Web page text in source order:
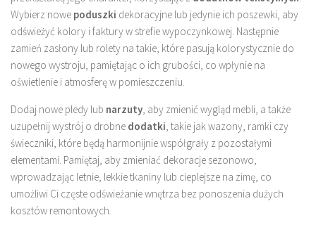
Wybierz nowe poduszki dekoracyjne lub jedynie ich poszewki, aby
odświeżyć kolory i faktury w strefie wypoczynkowej. Następnie
zamień zasłony lub rolety na takie, które pasują kolorystycznie do
nowego wystroju, pamiętając o ich grubości, co wpłynie na
oświetlenie i atmosferę w pomieszczeniu.
Dodaj nowe pledy lub narzuty , aby zmienić wygląd mebli, a także
uzupełnij wystrój o drobne dodatki , takie jak wazony, ramki czy
świeczniki, które będą harmonijnie współgrały z pozostałymi
elementami. Pamiętaj, aby zmieniać dekoracje sezonowo,
wprowadzając letnie, lekkie tkaniny lub cieplejsze na zimę, co
umożliwi Ci częste odświeżanie wnętrza bez ponoszenia dużych
kosztów remontowych.